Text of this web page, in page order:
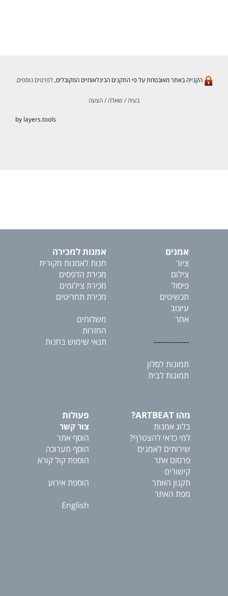
הקנייה באתר מאובטחת על פי התקנים הבינלאומיים המקובלים,לפרטים נוספים.
בעיה / שאלה / הצעה
by layers.tools
אמנים
ציור
צילום
פיסול
תכשיטים
עיצוב
אחר
--------------
תמונות לסלון
תמונות לבית
אמנות למכירה
חנות לאמנות מקורית
מכירת הדפסים
מכירת צילומים
מכירת תחריטים
משלוחים
החזרות
תנאי שימוש בחנות
מהו ARTBEAT?
בלוג אמנות
למי כדאי להצטרף?
שירותים לאמנים
פרסום אתר
קישורים
תקנון האתר
מפת האתר
פעולות
צור קשר
הוסף אתר
הוסף תערוכה
הוספת קול קורא
הוספת אירוע
English